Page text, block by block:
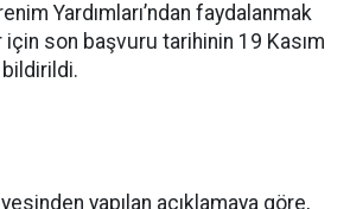
Yardımları’ndan faydalanmak
son başvuru tarihinin 19 Kasım
yapılan açıklamaya göre,